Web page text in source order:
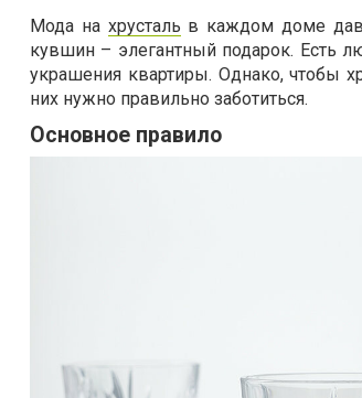
Мода на хрусталь в каждом доме
кувшин – элегантный подарок. Есть
украшения квартиры. Однако, чтобы
них нужно правильно заботиться.
Основное правило